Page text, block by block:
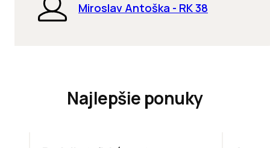
Miroslav Antoška - RK 38
Najlepšie ponuky